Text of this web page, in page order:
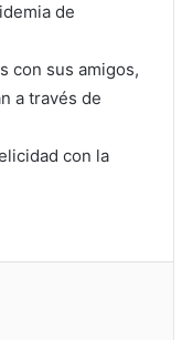
de
con sus amigos,
a través de
con la